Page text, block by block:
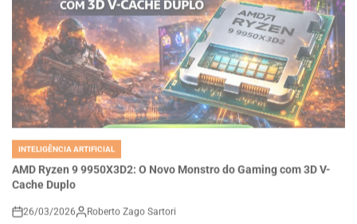
POSTED
INTELIGÊNCIA ARTIFICIAL
AMD Ryzen 9 9950X3D2: O Novo Monstro do Gaming com 3D V-
Cache Duplo
on
26/03/2026